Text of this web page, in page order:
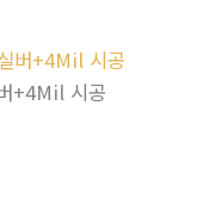
+4Mil 시공